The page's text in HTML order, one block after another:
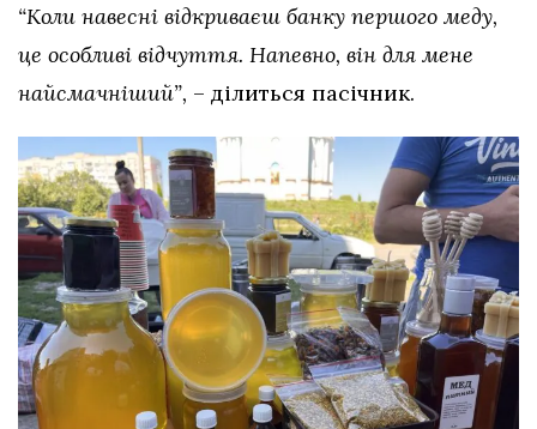
“Коли навесні відкриваєш банку першого меду,
це особливі відчуття. Напевно, він для мене
найсмачніший”, – ділиться пасічник.